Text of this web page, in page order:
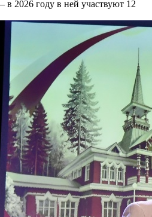
в 2026 году в ней участвуют 12